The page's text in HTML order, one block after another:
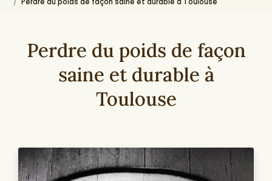
Perdre du poids de façon
saine et durable à
Toulouse